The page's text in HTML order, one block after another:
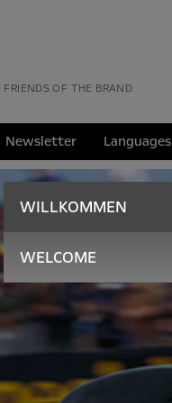
FRIENDS OF THE BRAND
Newsletter Languages
WILLKOMMEN
WELCOME